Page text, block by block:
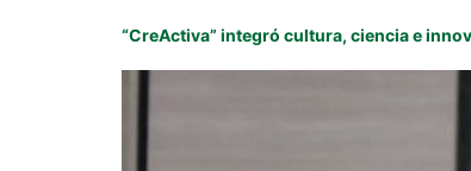
“CreActiva” integró cultura, ciencia e